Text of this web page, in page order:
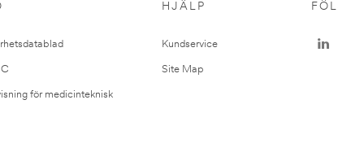
för medicinteknisk
HJÄLP
Kundservice
Site Map